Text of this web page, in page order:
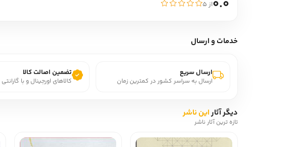
0.0از ۵
خدمات و ارسال
ارسال سریع
ارسال به سراسر کشور در کمترین زمان
تضمین اصالت کالا
کالاهای اورجینال و با
دیگر آثاراین ناشر
تازه ترین آثار ناشر